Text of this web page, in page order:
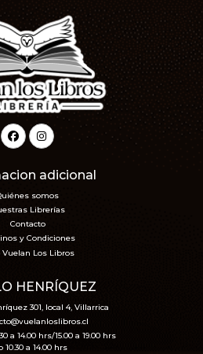
adicional
somos
Librerías
Contacto
y Condiciones
Vuelan Los Libros
HENRÍQUEZ
301, local 4, Villarrica
a 14.00 hrs/15.00 a 19.00 hrs
10.30 a 14.00 hrs